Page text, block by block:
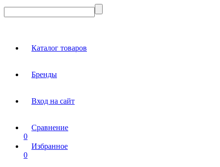
Каталог товаров
Бренды
Вход на сайт
Сравнение
0
Избранное
0